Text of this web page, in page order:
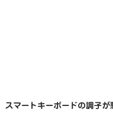
スマートキーボードの調子